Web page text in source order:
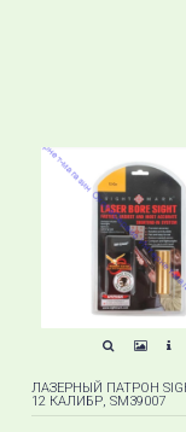
ЛАЗЕРНЫЙ ПАТРОН
12 КАЛИБР, SM39007